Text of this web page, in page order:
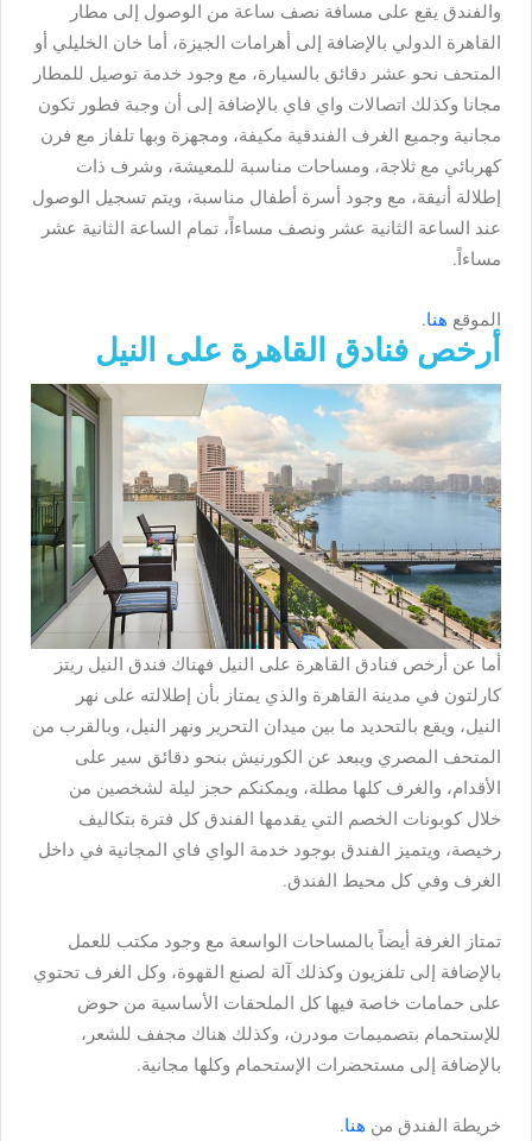
والفندق يقع على مسافة نصف ساعة من الوصول إلى مطار
القاهرة الدولي بالإضافة إلى أهرامات الجيزة، أما خان الخليلي أو
المتحف نحو عشر دقائق بالسيارة، مع وجود خدمة توصيل للمطار
مجانا وكذلك اتصالات واي فاي بالإضافة إلى أن وجبة فطور تكون
مجانية وجميع الغرف الفندقية مكيفة، ومجهزة وبها تلفاز مع فرن
كهربائي مع ثلاجة، ومساحات مناسبة للمعيشة، وشرف ذات
إطلالة أنيقة، مع وجود أسرة أطفال مناسبة، ويتم تسجيل الوصول
عند الساعة الثانية عشر ونصف مساءاً، تمام الساعة الثانية عشر
مساءاً.
الموقع هنا.
أرخص فنادق القاهرة على النيل
أما عن أرخص فنادق القاهرة على النيل فهناك فندق النيل ريتز
كارلتون في مدينة القاهرة والذي يمتاز بأن إطلالته على نهر
النيل، ويقع بالتحديد ما بين ميدان التحرير ونهر النيل، وبالقرب من
المتحف المصري ويبعد عن الكورنيش بنحو دقائق سير على
الأقدام، والغرف كلها مطلة، ويمكنكم حجز ليلة لشخصين من
خلال كوبونات الخصم التي يقدمها الفندق كل فترة بتكاليف
رخيصة، ويتميز الفندق بوجود خدمة الواي فاي المجانية في داخل
الغرف وفي كل محيط الفندق.
تمتاز الغرفة أيضاً بالمساحات الواسعة مع وجود مكتب للعمل
بالإضافة إلى تلفزيون وكذلك آلة لصنع القهوة، وكل الغرف تحتوي
على حمامات خاصة فيها كل الملحقات الأساسية من حوض
للإستحمام بتصميمات مودرن، وكذلك هناك مجفف للشعر،
بالإضافة إلى مستحضرات الإستحمام وكلها مجانية.
خريطة الفندق من هنا.